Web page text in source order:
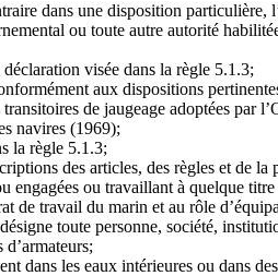
dans une disposition particulière,
ou toute autre autorité
déclaration visée dans la règle 5.1.3;
aux dispositions
de jaugeage adoptées
navires (1969);
la règle 5.1.3;
des articles, des règles et de
engagées ou travaillant à quelque
de travail du marin et au rôle
toute personne, société,
dans les eaux intérieures ou dans